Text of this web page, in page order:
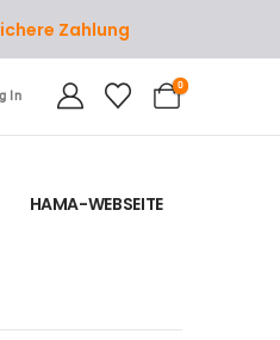
Zahlung
In
0
HAMA-WEBSEITE